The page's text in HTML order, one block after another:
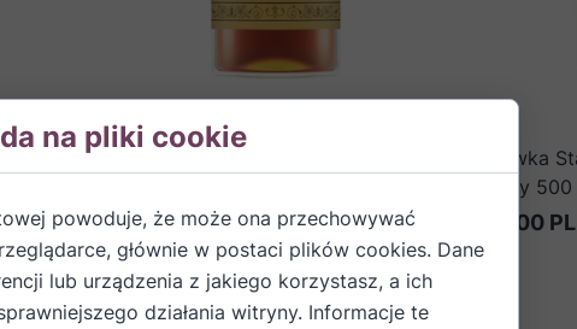
z
135,00 PLN
Nalewka
Maliny
135,00
na pliki cookie
powoduje, że może ona przechowywać
głównie w postaci plików cookies. Dane
lub urządzenia z jakiego korzystasz, a ich
działania witryny. Informacje te